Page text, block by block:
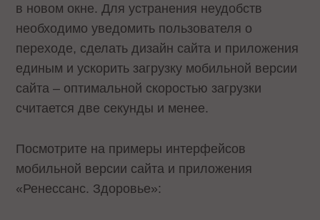
в новом окне. Для устранения неудобств
необходимо уведомить пользователя о
переходе, сделать дизайн сайта и приложения
единым и ускорить загрузку мобильной версии
сайта – оптимальной скоростью загрузки
считается две секунды и менее.
Посмотрите на примеры интерфейсов
мобильной версии сайта и приложения
«Ренессанс. Здоровье»: